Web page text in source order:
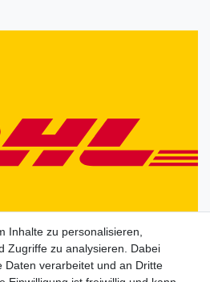
Inhalte zu personalisieren,
Zugriffe zu analysieren. Dabei
Daten verarbeitet und an Dritte